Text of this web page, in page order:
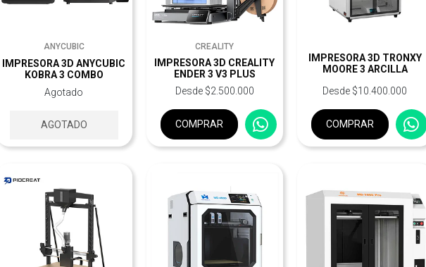
ANYCUBIC
IMPRESORA 3D ANYCUBIC
KOBRA 3 COMBO
Agotado
AGOTADO
CREALITY
IMPRESORA 3D CREALITY
ENDER 3 V3 PLUS
Desde $2.500.000
COMPRAR
IMPRESORA 3D TRONXY
MOORE 3 ARCILLA
Desde $10.400.000
COMPRAR